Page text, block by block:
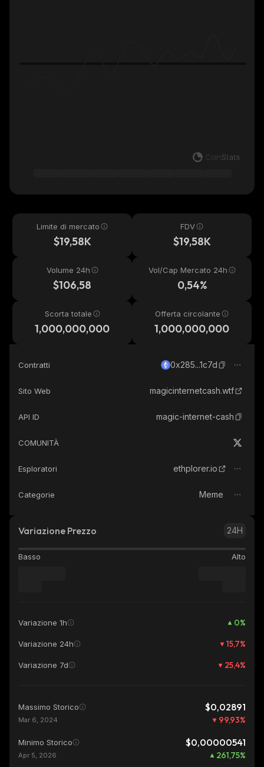
Limite di mercato
$19,58K
FDV
$19,58K
Volume 24h
$106,58
Vol/Cap Mercato 24h
0,54%
Scorta totale
1,000,000,000
Offerta circolante
1,000,000,000
Contratti 0x285...1c7d
Sito Web magicinternetcash.wtf
API ID magic-internet-cash
COMUNITÀ
Esploratori ethplorer.io
Categorie Meme
Variazione Prezzo 24H
Basso Alto
Variazione 1h 0%
Variazione 24h 15,7%
Variazione 7d 25,4%
Massimo Storico $0,02891
Mar 6, 2024 99,93%
Minimo Storico $0,00000541
Apr 5, 2026 261,75%